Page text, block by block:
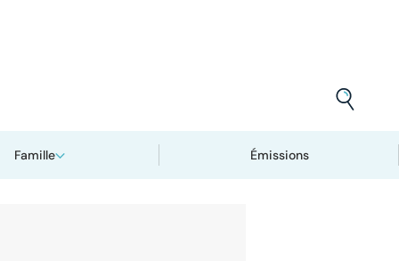
Famille Émissions